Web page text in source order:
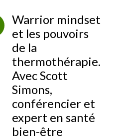
Warrior mindset
et les pouvoirs
de la
thermothérapie.
Avec Scott
Simons,
conférencier et
expert en santé
bien-être